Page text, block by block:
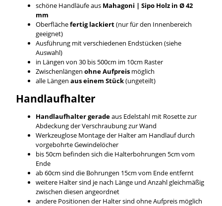
schöne Handläufe aus Mahagoni | Sipo Holz in Ø 42
mm
Oberflächefertig lackiert(nur für den Innenbereich
geeignet)
Ausführung mit verschiedenen Endstücken (siehe
Auswahl)
in Längen von 30 bis 500cm im 10cm Raster
Zwischenlängen ohne Aufpreis möglich
alle Längen aus einem Stück(ungeteilt)
Handlaufhalter
Handlaufhalter geradeaus Edelstahl mit Rosette zur
Abdeckung der Verschraubung zur Wand
Werkzeuglose Montage der Halter am Handlauf durch
vorgebohrte Gewindelöcher
bis 50cm befinden sich die Halterbohrungen 5cm vom
Ende
ab 60cm sind die Bohrungen 15cm vom Ende entfernt
weitere Halter sind je nach Länge und Anzahl gleichmäßig
zwischen diesen angeordnet
andere Positionen der Halter sind ohne Aufpreis möglich